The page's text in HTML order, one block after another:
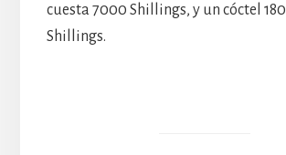
cuesta 7000 Shillings, y un cóctel
Shillings.